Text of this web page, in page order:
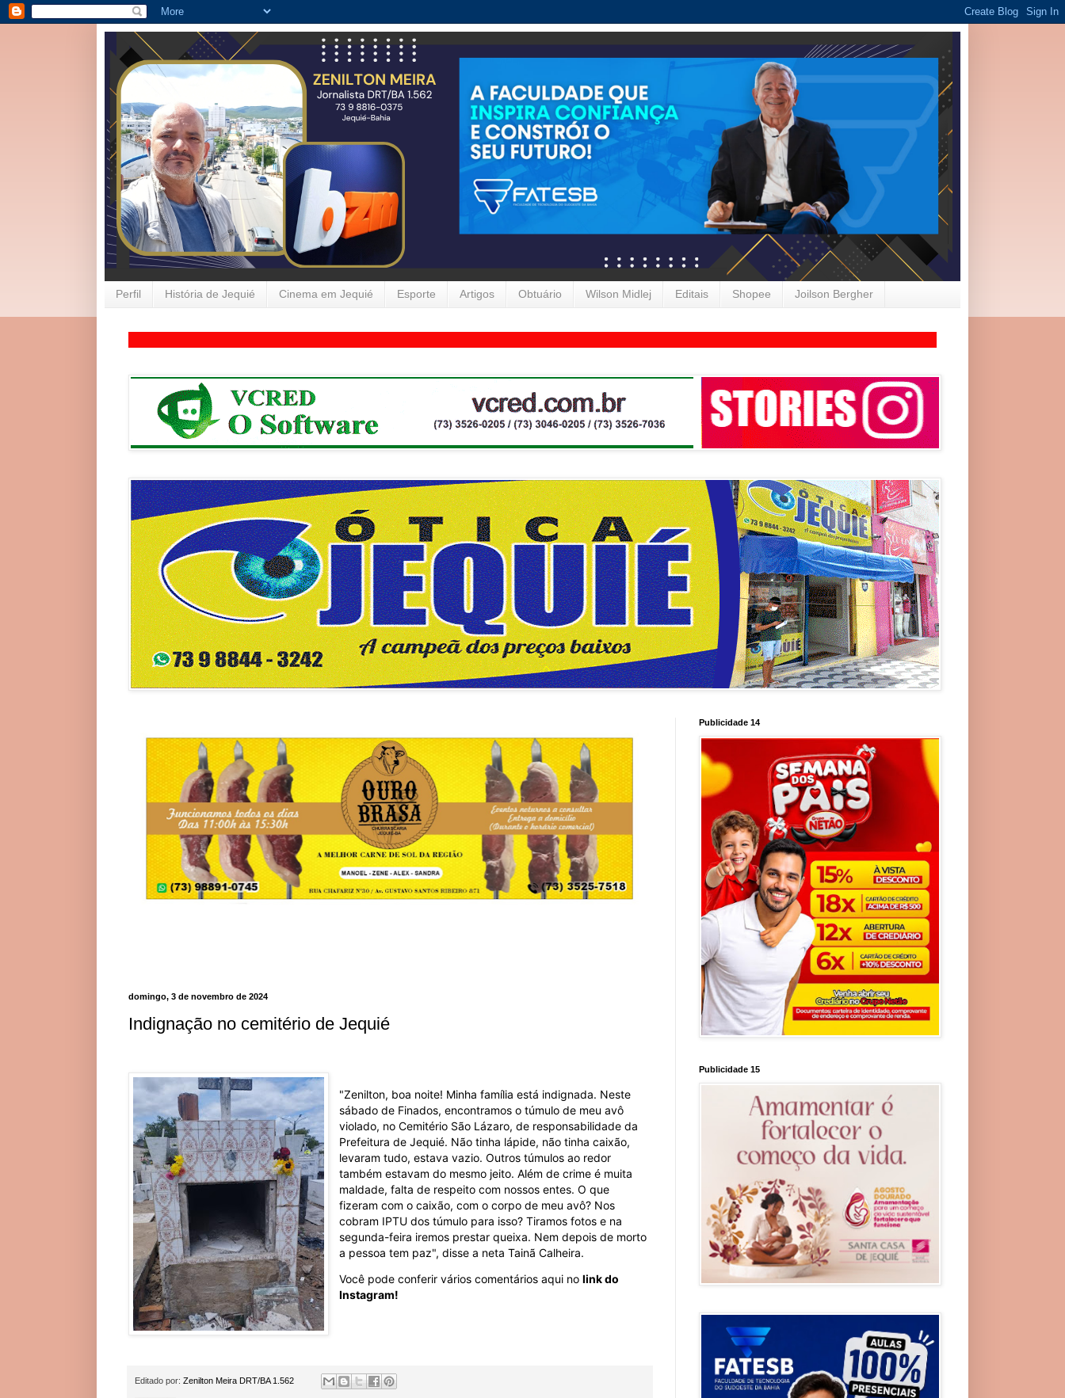
Perfil História de Jequié Cinema em Jequié Esporte Artigos Obtuário Wilson Midlej Editais Shopee Joilson Bergher
domingo, 3 de novembro de 2024
Indignação no cemitério de Jequié
"Zenilton, boa noite! Minha família está indignada. Neste
sábado de Finados, encontramos o túmulo de meu avô
violado, no Cemitério São Lázaro, de responsabilidade da
Prefeitura de Jequié. Não tinha lápide, não tinha caixão,
levaram tudo, estava vazio. Outros túmulos ao redor
também estavam do mesmo jeito. Além de crime é muita
maldade, falta de respeito com nossos entes. O que
fizeram com o caixão, com o corpo de meu avô? Nos
cobram IPTU dos túmulo para isso? Tiramos fotos e na
segunda-feira iremos prestar queixa. Nem depois de morto
a pessoa tem paz", disse a neta Tainã Calheira.
Você pode conferir vários comentários aqui nolink do
Instagram!
Editado por: Zenilton Meira DRT/BA 1.562
Publicidade 14
Publicidade 15